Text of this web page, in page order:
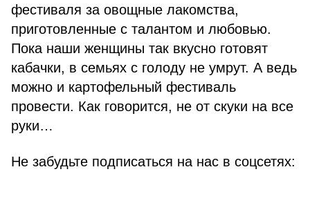
фестиваля за овощные лакомства,
приготовленные с талантом и любовью.
Пока наши женщины так вкусно готовят
кабачки, в семьях с голоду не умрут. А ведь
можно и картофельный фестиваль
провести. Как говорится, не от скуки на все
руки…
Не забудьте подписаться на нас в соцсетях: